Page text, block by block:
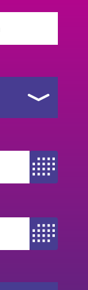
Zeitraum von
Zeitraum bis